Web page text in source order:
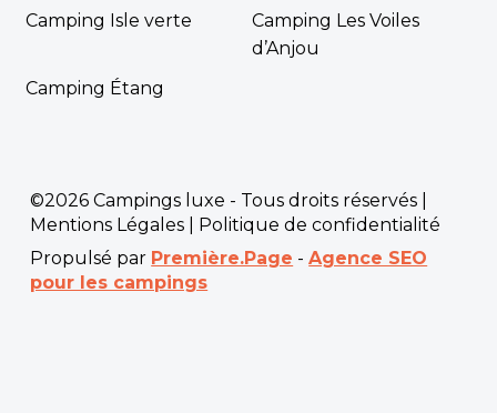
Camping Isle verte
Camping Les Voiles
d’Anjou
Camping Étang
©2026 Campings luxe - Tous droits réservés |
Mentions Légales
Politique de confidentialité
Propulsé par Première.Page -Agence SEO
pour les campings